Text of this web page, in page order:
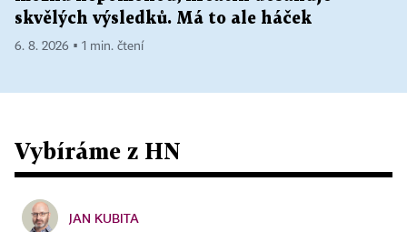
skvělých výsledků. Má to ale háček
6. 8. 2026 ▪ 1 min. čtení
Vybíráme z HN
JAN KUBITA